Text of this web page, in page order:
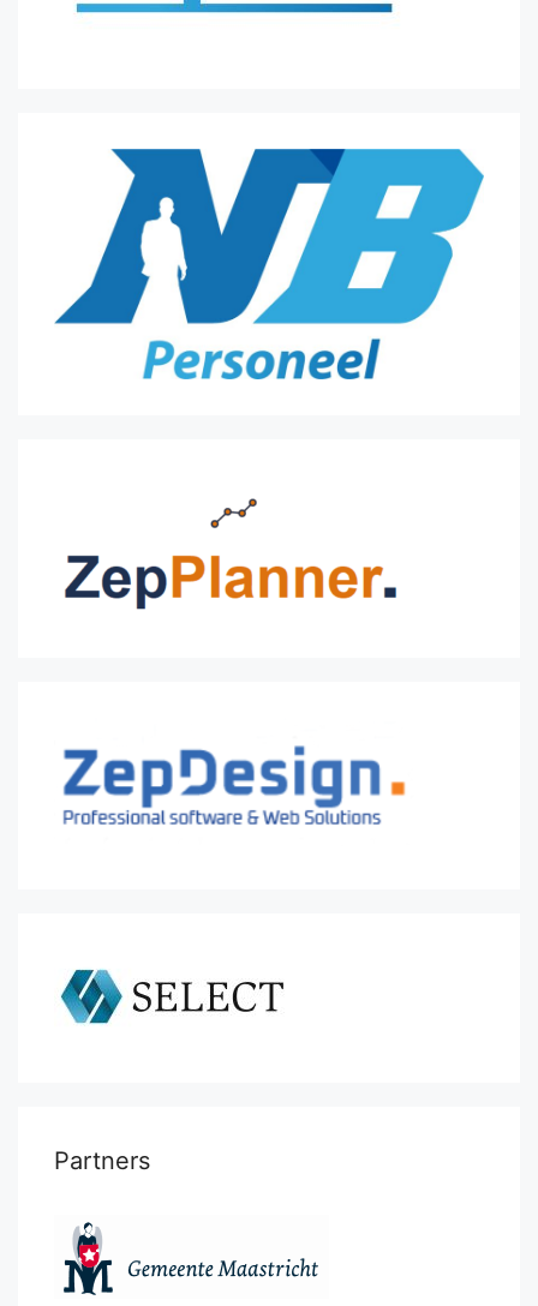
Partners